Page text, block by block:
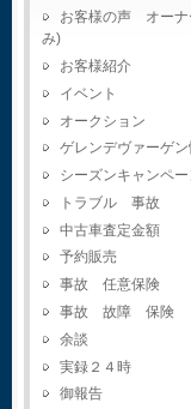
お客様の声 オーナ
み)
お客様紹介
イベント
オークション
ゲレンデヴァーゲン
シーズンキャンペー
トラブル 事故
中古車査定金額
予約販売
事故 任意保険
事故 故障 保険
余談
実録２４時
御報告